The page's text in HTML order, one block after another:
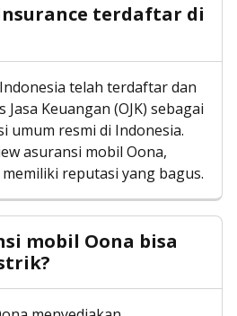
terdaftar di
telah terdaftar dan
Keuangan (OJK) sebagai
umum resmi di Indonesia.
asuransi mobil Oona,
reputasi yang bagus.
mobil Oona bisa